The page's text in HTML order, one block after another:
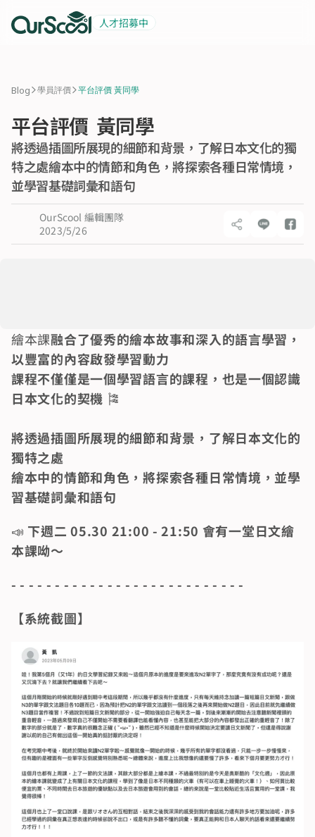
人才招募中
Blog>學員評價> 平台評價 黃同學
平台評價  黃同學
將透過插圖所展現的細節和背景，了解日本文化的獨
特之處繪本中的情節和角色，將探索各種日常情境，
並學習基礎詞彙和語句
OurScool 編輯團隊
2023/5/26
繪本課融合了優秀的繪本故事和深入的語言學習，
以豐富的內容啟發學習動力
課程不僅僅是一個學習語言的課程，也是一個認識
日本文化的契機 🎏
將透過插圖所展現的細節和背景，了解日本文化的
獨特之處
繪本中的情節和角色，將探索各種日常情境，並學
習基礎詞彙和語句
📣 下週二 05.30 21:00 - 21:50 會有一堂日文繪
本課呦～
- - - - - - - - - - - - - - - - - - - - - - - - - - -
【系統截圖】